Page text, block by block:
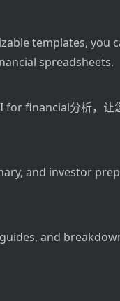
templates, you
spreadsheets.
financial分析，让
and investor
and